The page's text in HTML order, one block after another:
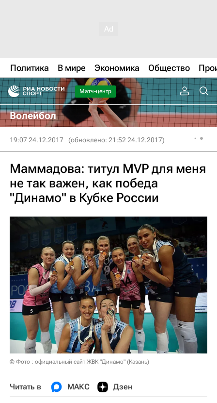
Политика В мире Экономика Общество
Матч-центр
Волейбол
19:07 24.12.2017 (обновлено: 21:52 24.12.2017)
Маммадова: титул MVP для меня
не так важен, как победа
"Динамо" в Кубке России
© Фото : официальный сайт ЖВК "Динамо" (Казань)
Читать в МАКС Дзен